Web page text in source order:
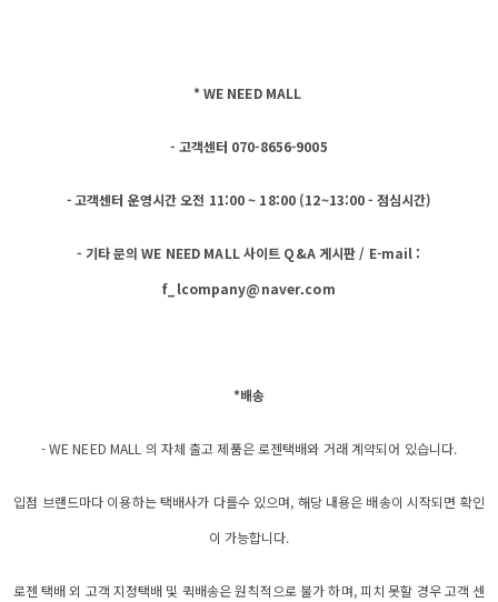
* WE NEED MALL
- 고객센터 070-8656-9005
- 고객센터 운영시간 오전 11:00 ~ 18:00 (12~13:00 - 점심시간)
- 기타 문의 WE NEED MALL 사이트 Q&A 게시판 / E-mail :
f_lcompany@naver.com
*배송
- WE NEED MALL 의 자체 출고 제품은 로젠택배와 거래 계약되어 있습니다.
입점 브랜드마다 이용하는 택배사가 다를수 있으며, 해당 내용은 배송이 시작되면 확인
이 가능합니다.
로젠 택배 외 고객 지정택배 및 퀵배송은 원칙적으로 불가 하며, 피치 못할 경우 고객 센